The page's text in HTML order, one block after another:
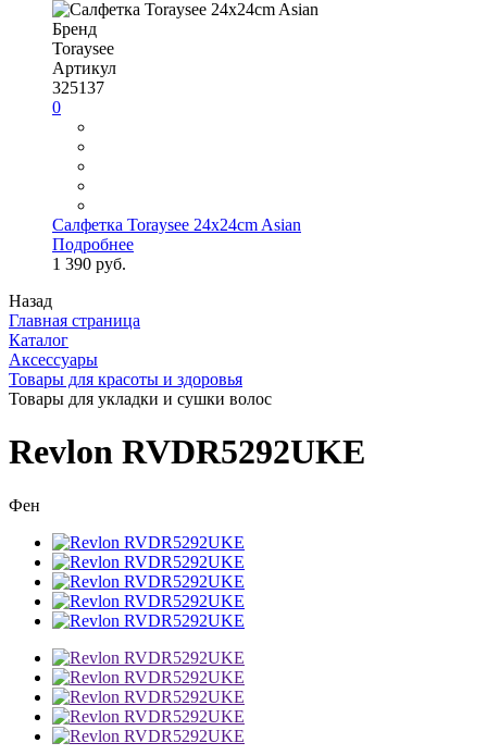
Бренд
Toraysee
Артикул
325137
0
Салфетка Toraysee 24x24cm Asian
Подробнее
1 390 руб.
Назад
Главная страница
Каталог
Аксессуары
Товары для красоты и здоровья
Товары для укладки и сушки волос
Revlon RVDR5292UKE
Фен